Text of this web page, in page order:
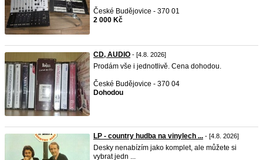
České Budějovice - 370 01
2 000 Kč
CD, AUDIO - [4.8. 2026]
Prodám vše i jednotlivě. Cena dohodou.
České Budějovice - 370 04
Dohodou
LP - country hudba na vinylech ... - [4.8. 2026]
Desky nenabízím jako komplet, ale můžete si
vybrat jedn ...